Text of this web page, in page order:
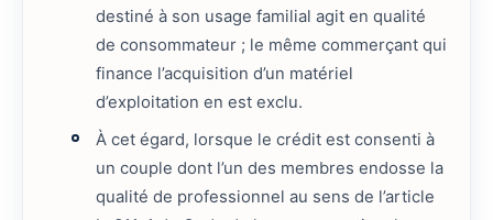
destiné à son usage familial agit en qualité
de consommateur ; le même commerçant qui
finance l’acquisition d’un matériel
d’exploitation en est exclu.
À cet égard, lorsque le crédit est consenti à
un couple dont l’un des membres endosse la
qualité de professionnel au sens de l’article